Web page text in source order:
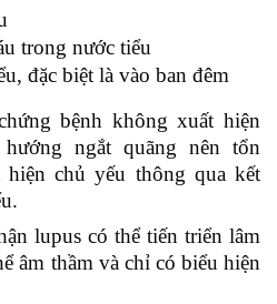
trong nước tiểu
đặc biệt là vào ban đêm
bệnh không xuất hiện
ngắt quãng nên tổn
hiện chủ yếu thông qua kết
lupus có thể tiến triển lâm
âm thầm và chỉ có biểu hiện